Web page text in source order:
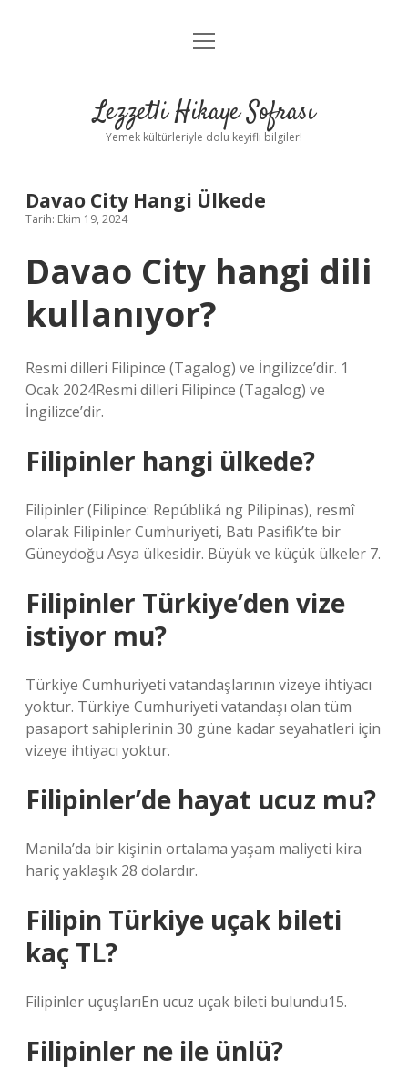
Anasayfa
Yasal Uyarı
menüyü
Lezzetli Hikaye Sofrası
Yemek kültürleriyle dolu keyifli bilgiler!
Davao City Hangi Ülkede
Tarih: Ekim 19, 2024
Davao City hangi dili
kullanıyor?
Resmi dilleri Filipince (Tagalog) ve İngilizce’dir. 1
Ocak 2024Resmi dilleri Filipince (Tagalog) ve
İngilizce’dir.
Filipinler hangi ülkede?
Filipinler (Filipince: Repúbliká ng Pilipinas), resmî
olarak Filipinler Cumhuriyeti, Batı Pasifik’te bir
Güneydoğu Asya ülkesidir. Büyük ve küçük ülkeler 7.
Filipinler Türkiye’den vize
istiyor mu?
Türkiye Cumhuriyeti vatandaşlarının vizeye ihtiyacı
yoktur. Türkiye Cumhuriyeti vatandaşı olan tüm
pasaport sahiplerinin 30 güne kadar seyahatleri için
vizeye ihtiyacı yoktur.
Filipinler’de hayat ucuz mu?
Manila’da bir kişinin ortalama yaşam maliyeti kira
hariç yaklaşık 28 dolardır.
Filipin Türkiye uçak bileti
kaç TL?
Filipinler uçuşlarıEn ucuz uçak bileti bulundu15.
Filipinler ne ile ünlü?